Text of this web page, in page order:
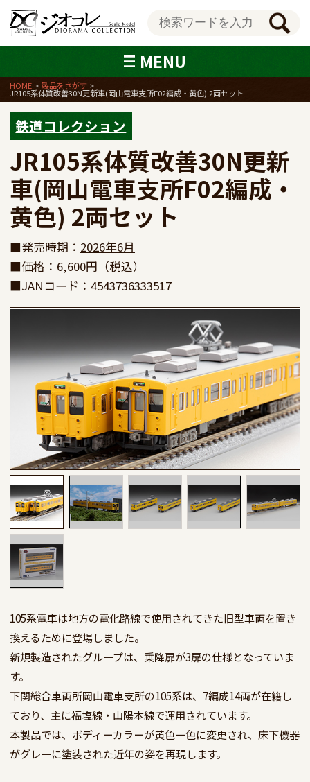
MENU
HOME 製品をさがす
JR105系体質改善30N更新車(岡山電車支所F02編成・黄色) 2両セット
鉄道コレクション
JR105系体質改善30N更新
車(岡山電車支所F02編成・
黄色) 2両セット
■発売時期： 2026年6月
■価格：6,600円（税込）
■JANコード：4543736333517
105系電車は地方の電化路線で使用されてきた旧型車両を置き
換えるために登場しました。
新規製造されたグループは、乗降扉が3扉の仕様となっていま
す。
下関総合車両所岡山電車支所の105系は、7編成14両が在籍し
ており、主に福塩線・山陽本線で運用されています。
本製品では、ボディーカラーが黄色一色に変更され、床下機器
がグレーに塗装された近年の姿を再現します。